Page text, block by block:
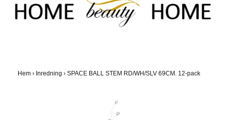
Hem › Inredning › SPACE BALL STEM RD/WH/SLV 69CM. 12-pack